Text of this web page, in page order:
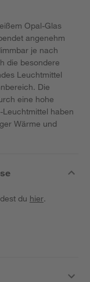
Opal-Glas
angenehm
je nach
die besondere
Leuchtmittel
Die
eine hohe
haben
Wärme und
du hier.